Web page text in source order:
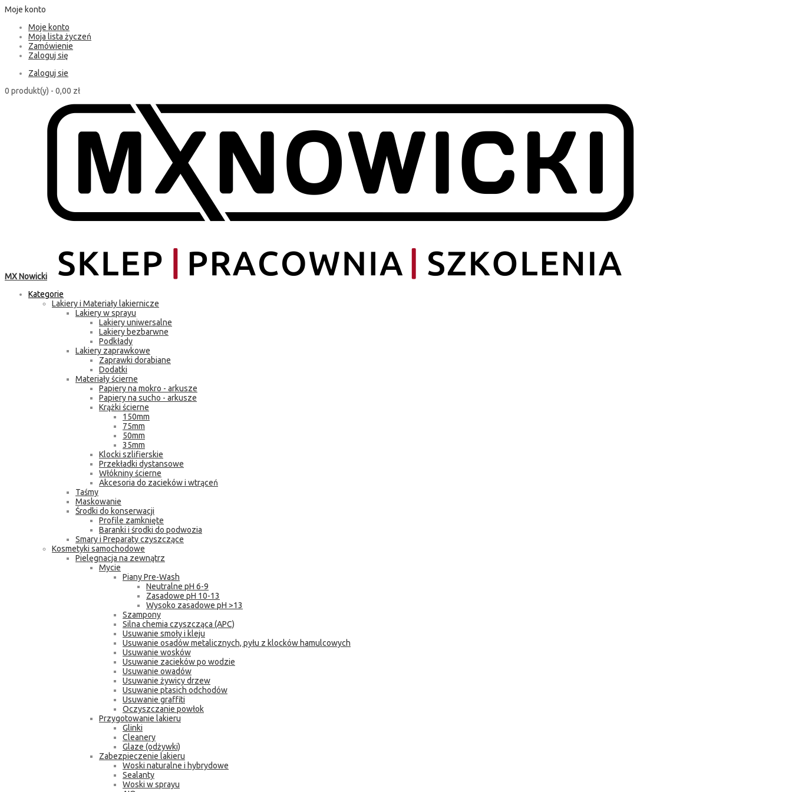
Moje konto
Moje konto
Moja lista życzeń
Zamówienie
Zaloguj się
Zaloguj sie
0 produkt(y) - 0,00 zł
MX Nowicki
Kategorie
Lakiery i Materiały lakiernicze
Lakiery w sprayu
Lakiery uniwersalne
Lakiery bezbarwne
Podkłady
Lakiery zaprawkowe
Zaprawki dorabiane
Dodatki
Materiały ścierne
Papiery na mokro - arkusze
Papiery na sucho - arkusze
Krążki ścierne
150mm
75mm
50mm
35mm
Klocki szlifierskie
Przekładki dystansowe
Włókniny ścierne
Akcesoria do zacieków i wtrąceń
Taśmy
Maskowanie
Środki do konserwacji
Profile zamknięte
Baranki i środki do podwozia
Smary i Preparaty czyszczące
Kosmetyki samochodowe
Pielęgnacja na zewnątrz
Mycie
Piany Pre-Wash
Neutralne pH 6-9
Zasadowe pH 10-13
Wysoko zasadowe pH >13
Szampony
Silna chemia czyszcząca (APC)
Usuwanie smoły i kleju
Usuwanie osadów metalicznych, pyłu z klocków hamulcowych
Usuwanie wosków
Usuwanie zacieków po wodzie
Usuwanie owadów
Usuwanie żywicy drzew
Usuwanie ptasich odchodów
Usuwanie graffiti
Oczyszczanie powłok
Przygotowanie lakieru
Glinki
Cleanery
Glaze (odżywki)
Zabezpieczenie lakieru
Woski naturalne i hybrydowe
Sealanty
Woski w sprayu